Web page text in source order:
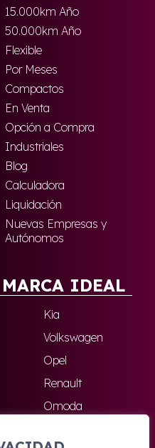
15.000km Año
50.000km Año
Flexible
Por Meses
Compactos
En Venta
Opción a Compra
Industriales
Blog
Calculadora
Liquidación
Nuevas Empresas y
Autónomos
IDEAL
Kia
Volkswagen
Opel
Renault
Omoda